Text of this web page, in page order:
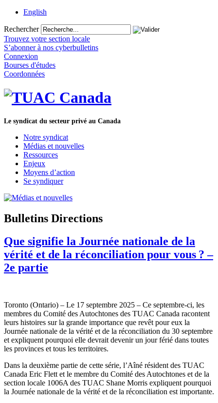
English
Rechercher
Trouvez votre section locale
S’abonner à nos cyberbulletins
Connexion
Bourses d'études
Coordonnées
Le syndicat du secteur privé au Canada
Notre syndicat
Médias et nouvelles
Ressources
Enjeux
Moyens d’action
Se syndiquer
Bulletins Directions
Que signifie la Journée nationale de la
vérité et de la réconciliation pour vous ? –
2e partie
Toronto (Ontario) – Le 17 septembre 2025 – Ce septembre-ci, les
membres du Comité des Autochtones des TUAC Canada racontent
leurs histoires sur la grande importance que revêt pour eux la
Journée nationale de la vérité et de la réconciliation du 30 septembre
et expliquent pourquoi elle devrait devenir un jour férié dans toutes
les provinces et tous les territoires.
Dans la deuxième partie de cette série, l’Aîné résident des TUAC
Canada Eric Flett et le membre du Comité des Autochtones et de la
section locale 1006A des TUAC Shane Morris expliquent pourquoi
la Journée nationale de la vérité et de la réconciliation est importante.